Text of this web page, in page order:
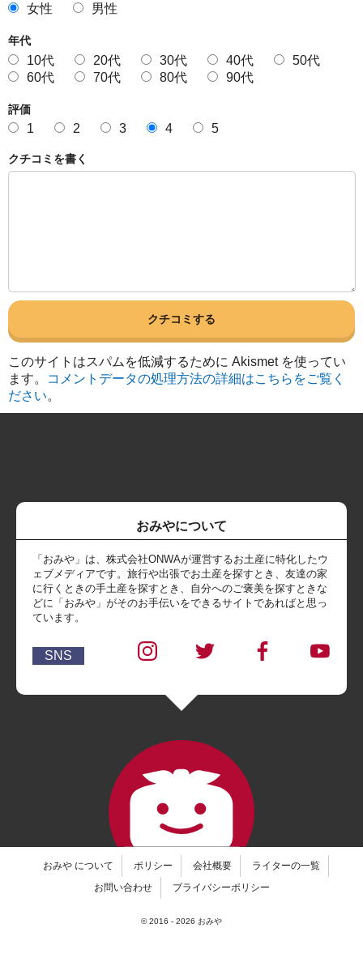
女性 男性
年代
10代 20代 30代 40代
50代
60代
70代 80代 90代
評価
1 2 3 4 5
クチコミを書く
このサイトはスパムを低減するために Akismet を使ってい
ます。
コメントデータの処理方法の詳細はこちらをご覧く
ださい。
おみやについて
「おみや」は、株式会社ONWAが運営するお土産に特化したウ
ェブメディアです。旅行や出張でお土産を探すとき、友達の家
に行くときの手土産を探すとき、自分へのご褒美を探すときな
どに「おみや」がそのお手伝いをできるサイトであればと思っ
ています。
SNS
おみや について ポリシー 会社概要
ライターの一覧
お問い合わせ
プライバシーポリシー
© 2016 - 2026 おみや